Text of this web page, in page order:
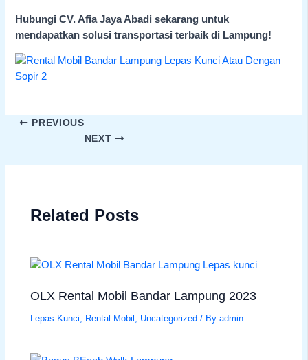
Hubungi CV. Afia Jaya Abadi sekarang untuk
mendapatkan solusi transportasi terbaik di Lampung!
PREVIOUS
NEXT
Related Posts
OLX Rental Mobil Bandar Lampung 2023
Lepas Kunci Rental Mobil Uncategorized / Byadmin